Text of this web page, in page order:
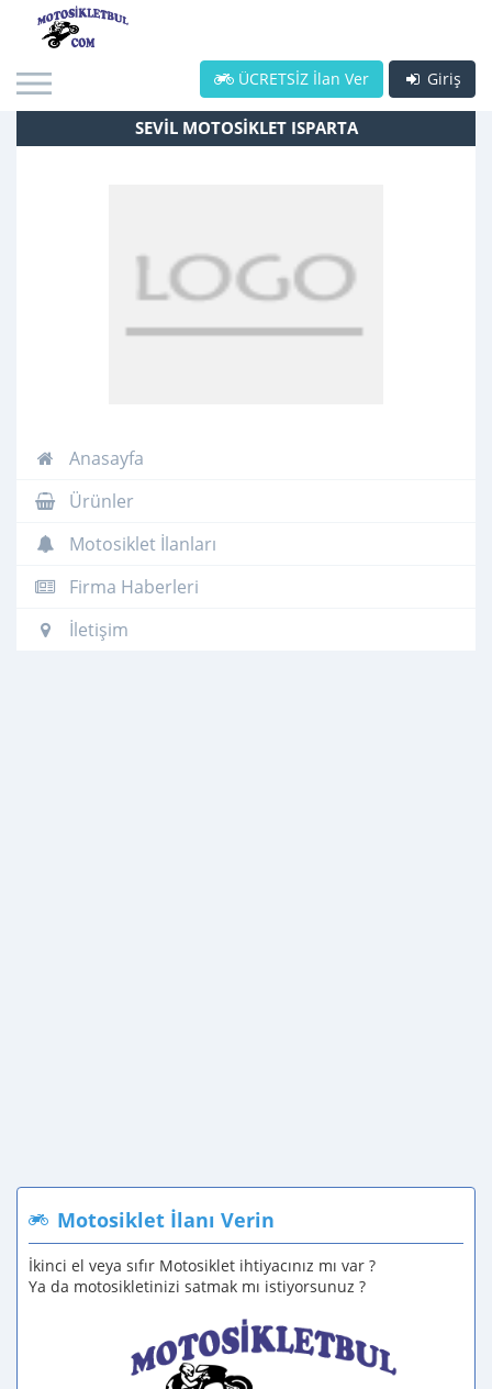
Giriş
ÜCRETSİZ İlan Ver
SEVİL MOTOSİKLET ISPARTA
Anasayfa
Ürünler
Motosiklet İlanları
Firma Haberleri
İletişim
Motosiklet İlanı Verin
İkinci el veya sıfır Motosiklet ihtiyacınız mı var ?
Ya da motosikletinizi satmak mı istiyorsunuz ?